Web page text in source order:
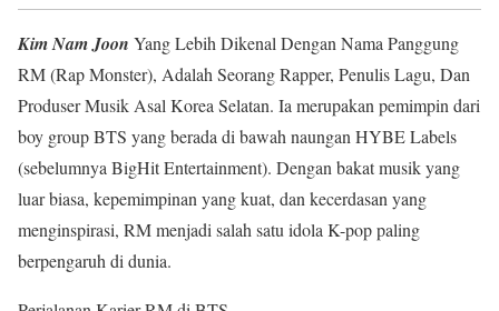
Kim Nam Joon Yang Lebih Dikenal Dengan Nama Panggung
RM (Rap Monster), Adalah Seorang Rapper, Penulis Lagu, Dan
Produser Musik Asal Korea Selatan. Ia merupakan pemimpin dari
boy group BTS yang berada di bawah naungan HYBE Labels
(sebelumnya BigHit Entertainment). Dengan bakat musik yang
luar biasa, kepemimpinan yang kuat, dan kecerdasan yang
menginspirasi, RM menjadi salah satu idola K-pop paling
berpengaruh di dunia.